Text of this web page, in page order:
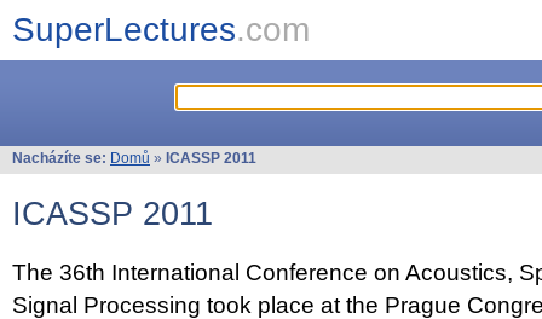
SuperLectures.com
Nacházíte se: Domů » ICASSP 2011
ICASSP 2011
The 36th International Conference on Acoustics,
Signal Processing took place at the Prague